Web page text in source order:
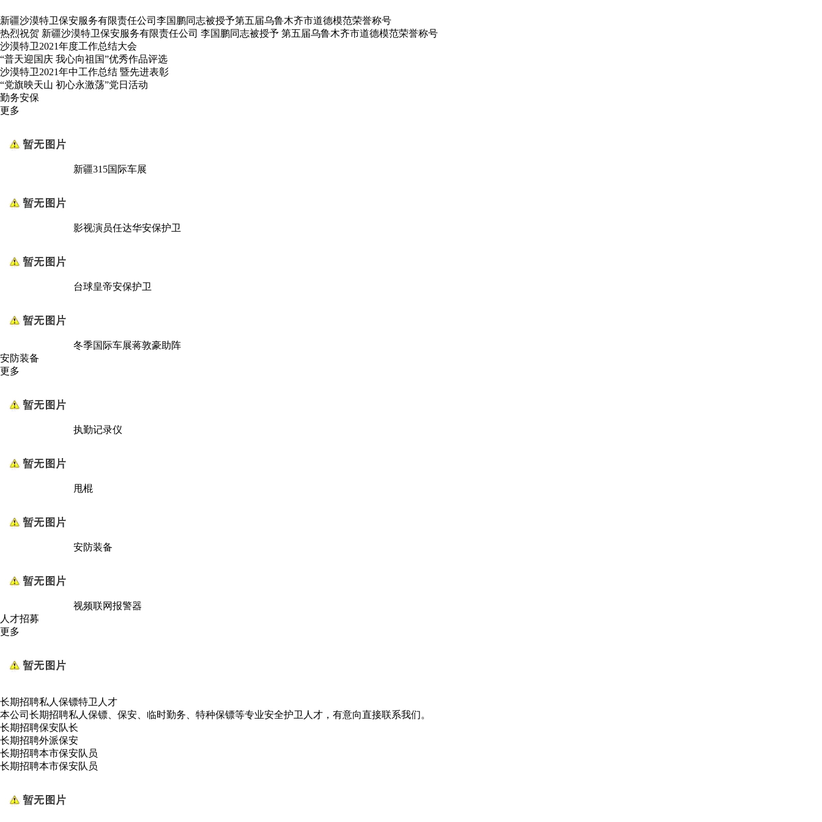
新疆沙漠特卫保安服务有限责任公司李国鹏同志被授予第五届乌鲁木齐市道德模范荣誉称号
热烈祝贺 新疆沙漠特卫保安服务有限责任公司 李国鹏同志被授予 第五届乌鲁木齐市道德模范荣誉称号
沙漠特卫2021年度工作总结大会
“普天迎国庆 我心向祖国”优秀作品评选
沙漠特卫2021年中工作总结 暨先进表彰
“党旗映天山 初心永激荡”党日活动
勤务安保
更多
新疆315国际车展
影视演员任达华安保护卫
台球皇帝安保护卫
冬季国际车展蒋敦豪助阵
安防装备
更多
执勤记录仪
甩棍
安防装备
视频联网报警器
人才招募
更多
长期招聘私人保镖特卫人才
本公司长期招聘私人保镖、保安、临时勤务、特种保镖等专业安全护卫人才，有意向直接联系我们。
长期招聘保安队长
长期招聘外派保安
长期招聘本市保安队员
长期招聘本市保安队员